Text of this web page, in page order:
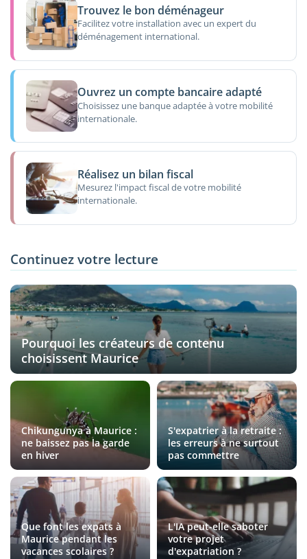
Trouvez le bon déménageur
Facilitez votre installation avec un expert du
déménagement international.
Ouvrez un compte bancaire adapté
Choisissez une banque adaptée à votre mobilité
internationale.
Réalisez un bilan fiscal
Mesurez l'impact fiscal de votre mobilité
internationale.
Continuez votre lecture
Pourquoi les créateurs de contenu
choisissent Maurice
Chikungunya à Maurice :
ne baissez pas la garde
en hiver
S'expatrier à la retraite :
les erreurs à ne surtout
pas commettre
Que font les expats à
Maurice pendant les
vacances scolaires ?
L'IA peut-elle saboter
votre projet
d'expatriation ?